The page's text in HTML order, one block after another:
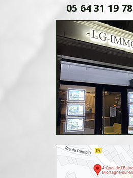
05 64 31 19 78